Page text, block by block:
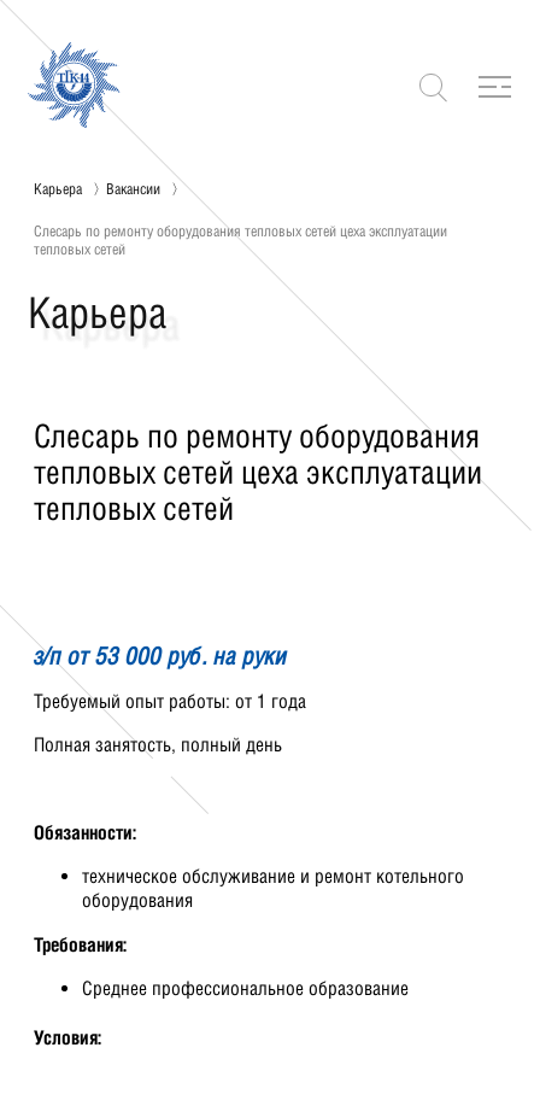
Карьера Вакансии
Слесарь по ремонту оборудования тепловых сетей цеха эксплуатации
тепловых сетей
Карьера
Слесарь по ремонту оборудования
тепловых сетей цеха эксплуатации
тепловых сетей
з/п от 53 000 руб. на руки
Требуемый опыт работы: от 1 года
Полная занятость, полный день
Обязанности:
техническое обслуживание и ремонт котельного
оборудования
Требования:
Среднее профессиональное образование
Условия: